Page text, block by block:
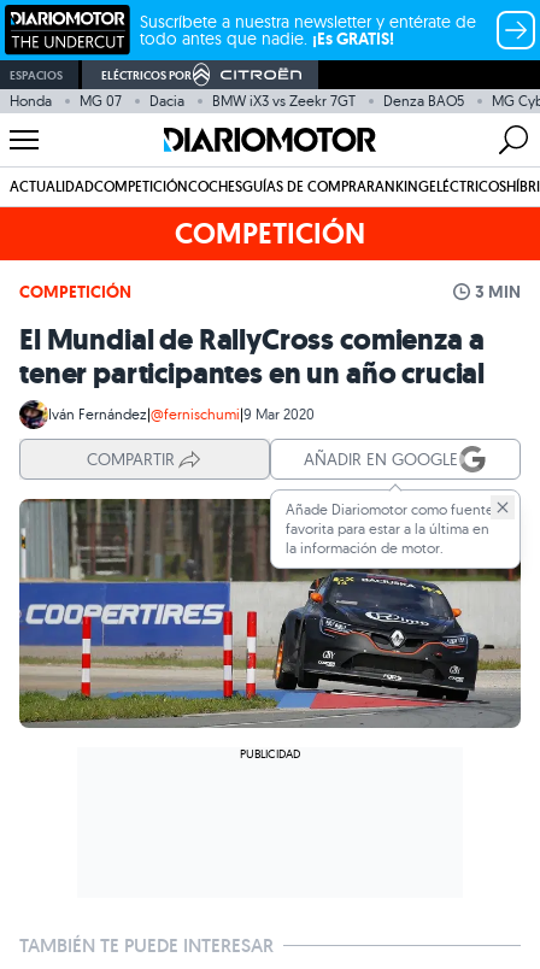
Suscríbete a nuestra newsletter y entérate de
todo antes que nadie. ¡Es GRATIS!
ESPACIOS ELÉCTRICOS POR
Honda MG 07 Dacia BMW iX3 vs Zeekr 7GT Denza BAO5 MG
ACTUALIDADCOMPETICIÓNCOCHESGUÍAS DE COMPRARANKINGELÉCTRICOS
COMPETICIÓN
COMPETICIÓN 3 MIN
El Mundial de RallyCross comienza a
tener participantes en un año crucial
Iván Fernández|@fernischumi|9 Mar 2020
COMPARTIR AÑADIR EN GOOGLE
Añade Diariomotor como fuente
favorita para estar a la última en
la información de motor.
TAMBIÉN TE PUEDE INTERESAR